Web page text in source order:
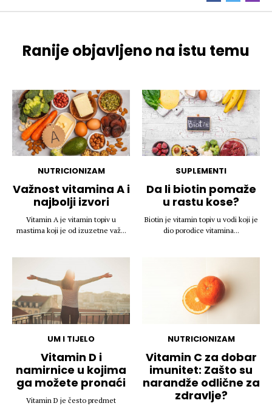
Ranije objavljeno na istu temu
NUTRICIONIZAM
Važnost vitamina A i
najbolji izvori
Vitamin A je vitamin topiv u
mastima koji je od izuzetne važ...
SUPLEMENTI
Da li biotin pomaže
u rastu kose?
Biotin je vitamin topiv u vodi koji je
dio porodice vitamina...
UM I TIJELO
Vitamin D i
namirnice u kojima
ga možete pronaći
Vitamin D je često predmet
NUTRICIONIZAM
Vitamin C za dobar
imunitet: Zašto su
narandže odlične za
zdravlje?